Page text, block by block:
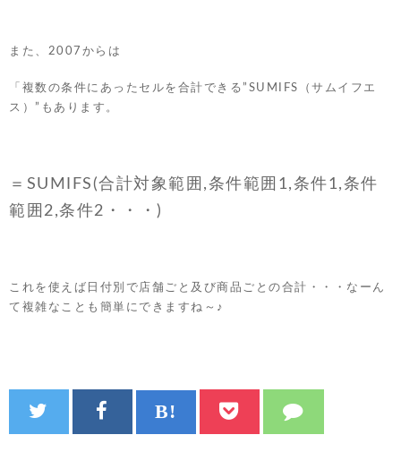
また、2007からは
「複数の条件にあったセルを合計できる”SUMIFS（サムイフエ
ス）”もあります。
＝SUMIFS(合計対象範囲,条件範囲1,条件1,条件
範囲2,条件2・・・)
これを使えば日付別で店舗ごと及び商品ごとの合計・・・なーん
て複雑なことも簡単にできますね～♪